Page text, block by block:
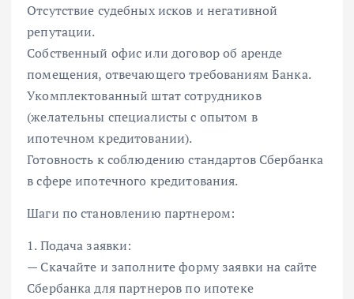
Отсутствие судебных исков и негативной
репутации.
Собственный офис или договор об аренде
помещения, отвечающего требованиям Банка.
Укомплектованный штат сотрудников
(желательны специалисты с опытом в
ипотечном кредитовании).
Готовность к соблюдению стандартов Сбербанка
в сфере ипотечного кредитования.
Шаги по становлению партнером:
1. Подача заявки:
— Скачайте и заполните форму заявки на сайте
Сбербанка для партнеров по ипотеке